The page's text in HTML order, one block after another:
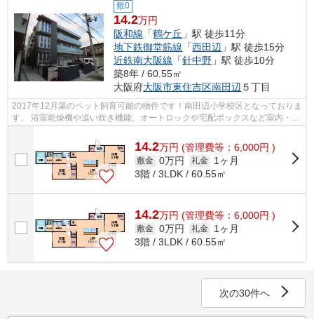
敷0
14.2万円
阪和線 「鶴ケ丘 」駅 徒歩11分
地下鉄御堂筋線 「西田辺 」駅 徒歩15分
近鉄南大阪線 「針中野 」駅 徒歩10分
築8年 / 60.55㎡
大阪府大阪市東住吉区南田辺 ５丁目
2017年12月築のペット飼育可能の物件です！南田辺小学校区となっておりま
す。 浴室乾燥機や追い炊き機能、オートロックや宅配ボックスなど室内・共
14.2万円 (管理費等：6,000円 )
敷金 0万円 礼金
1ヶ月
3階 / 3LDK / 60.55㎡
14.2万円 (管理費等：6,000円 )
敷金 0万円 礼金
1ヶ月
3階 / 3LDK / 60.55㎡
次の30件へ